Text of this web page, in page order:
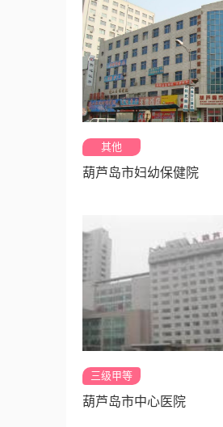
其他
葫芦岛市妇幼保健院
三级甲等
葫芦岛市中心医院